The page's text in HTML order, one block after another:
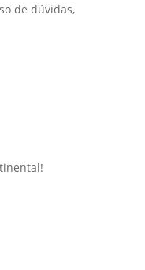
de dúvidas,